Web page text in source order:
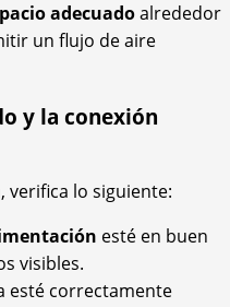
adecuadoalrededor
un flujo de aire
y la conexión
verifica lo siguiente:
esté en buen
visibles.
esté correctamente